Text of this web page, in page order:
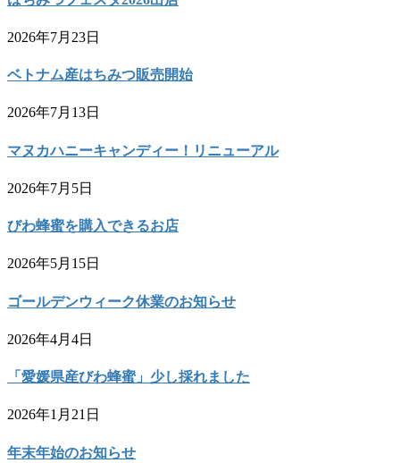
2026年7月23日
ベトナム産はちみつ販売開始
2026年7月13日
マヌカハニーキャンディー！リニューアル
2026年7月5日
びわ蜂蜜を購入できるお店
2026年5月15日
ゴールデンウィーク休業のお知らせ
2026年4月4日
「愛媛県産びわ蜂蜜」少し採れました
2026年1月21日
年末年始のお知らせ